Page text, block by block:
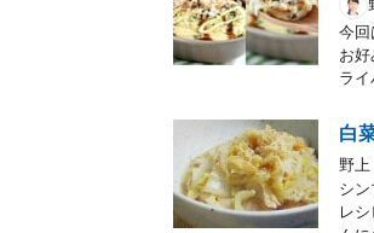
今
お
ラ
白
野
シ
レ